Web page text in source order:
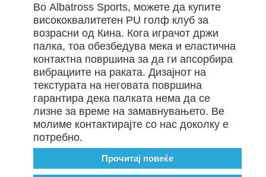
Во Albatross Sports, можете да купите
висококвалитетен PU голф клуб за
возрасни од Кина. Кога играчот држи
палка, тоа обезбедува мека и еластична
контактна површина за да ги апсорбира
вибрациите на раката. Дизајнот на
текстурата на неговата површина
гарантира дека палката нема да се
лизне за време на замавнувањето. Ве
молиме контактирајте со нас доколку е
потребно.
Прочитај повеќе